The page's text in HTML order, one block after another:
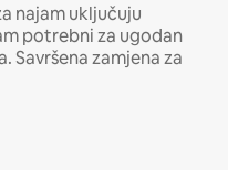
najam uključuju
potrebni za ugodan
Savršena zamjena za